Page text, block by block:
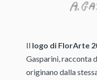
Il logo di FlorArte
Gasparini, racconta
originano dalla